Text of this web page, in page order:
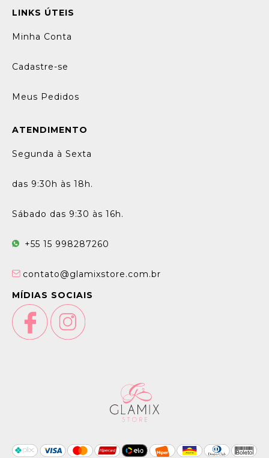
LINKS ÚTEIS
Minha Conta
Cadastre-se
Meus Pedidos
ATENDIMENTO
Segunda à Sexta
das 9:30h às 18h.
Sábado das 9:30 às 16h.
+55 15 998287260
contato@glamixstore.com.br
MÍDIAS SOCIAIS